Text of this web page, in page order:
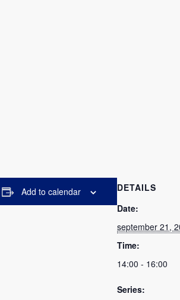
Add to calendar
DETAILS
Date:
september 21,
Time:
14:00 - 16:00
Series: